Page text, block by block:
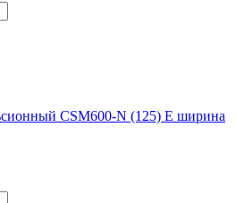
CSM600-N (125) E ширина